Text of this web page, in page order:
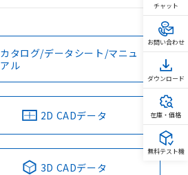
カタログ/データシート/マニュ
アル
2D CADデータ
3D CADデータ
チャット
お問い合わせ
ダウンロード
在庫・価格
無料テスト機